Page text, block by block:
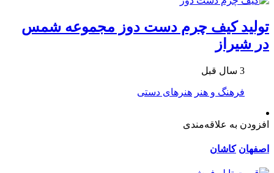
تولید کیف چرم دست دوز مجموعه شمس
در شیراز
3 سال قبل
فرهنگ و هنر هنرهای دستی
افزودن به علاقه‌مندی
اصفهان کاشان